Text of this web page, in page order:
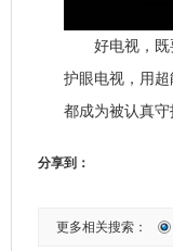
好电视，既要
护眼电视，用
都成为被认真守
分享到：
更多相关搜索：